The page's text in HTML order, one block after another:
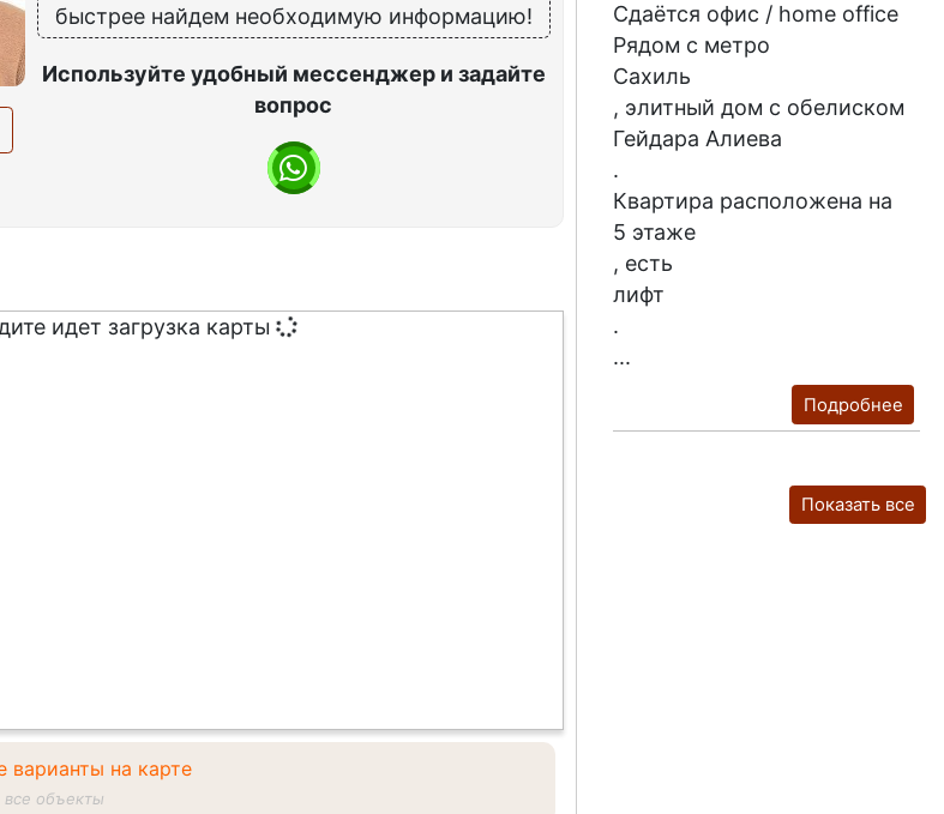
быстрее найдем необходимую информацию!
Используйте удобный мессенджер и задайте
вопрос
идет загрузка карты
варианты на карте
все объекты
Сдаётся офис / home office
Рядом с метро
Сахиль
, элитный дом с обелиском
Гейдара Алиева
.
Квартира расположена на
5 этаже
, есть
лифт
.
...
Подробнее
Показать все